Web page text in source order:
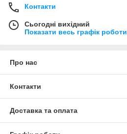
Контакти
Сьогодні вихідний
Показати весь графік роботи
Про нас
Контакти
Доставка та оплата